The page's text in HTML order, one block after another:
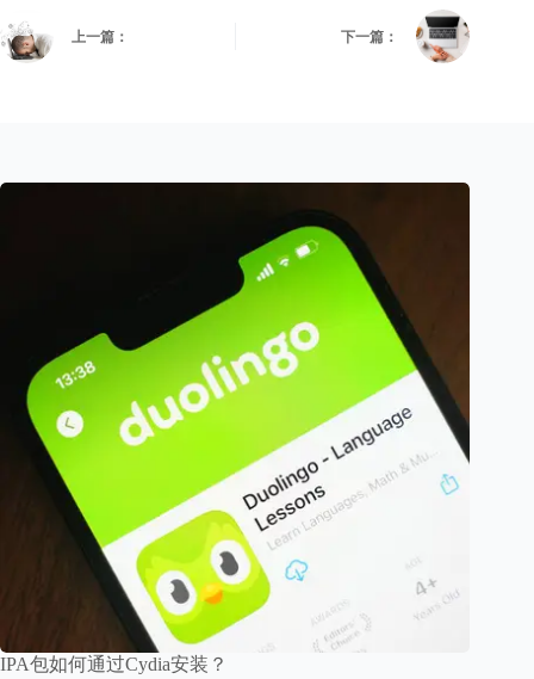
上一篇： 下一篇：
IPA包如何通过Cydia安装？